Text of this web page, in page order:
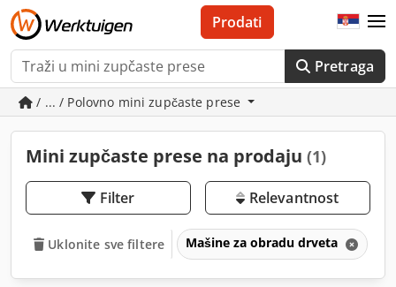
Pretraga
Prodati
/ ... / Polovno mini zupčaste prese
Mini zupčaste prese na prodaju (1)
Filter Relevantnost
Uklonite sve filtere Mašine za obradu drveta